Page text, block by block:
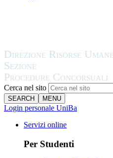
Cerca nel sito
SEARCH MENU
Login personale UniBa
Servizi online
Per Studenti